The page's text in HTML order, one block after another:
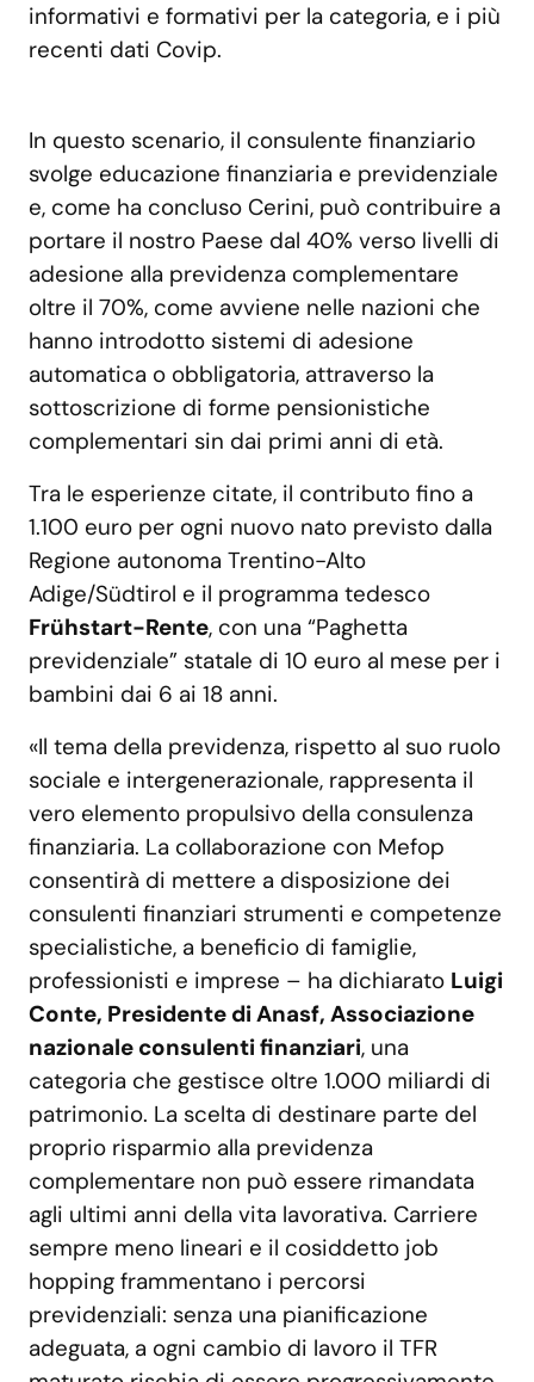
informativi e formativi per la categoria, e i più
recenti dati Covip.
In questo scenario, il consulente finanziario
svolge educazione finanziaria e previdenziale
e, come ha concluso Cerini, può contribuire a
portare il nostro Paese dal 40% verso livelli di
adesione alla previdenza complementare
oltre il 70%, come avviene nelle nazioni che
hanno introdotto sistemi di adesione
automatica o obbligatoria, attraverso la
sottoscrizione di forme pensionistiche
complementari sin dai primi anni di età.
Tra le esperienze citate, il contributo fino a
1.100 euro per ogni nuovo nato previsto dalla
Regione autonoma Trentino-Alto
Adige/Südtirol e il programma tedesco
Frühstart-Rente, con una “Paghetta
previdenziale” statale di 10 euro al mese per i
bambini dai 6 ai 18 anni.
«Il tema della previdenza, rispetto al suo ruolo
sociale e intergenerazionale, rappresenta il
vero elemento propulsivo della consulenza
finanziaria. La collaborazione con Mefop
consentirà di mettere a disposizione dei
consulenti finanziari strumenti e competenze
specialistiche, a beneficio di famiglie,
professionisti e imprese – ha dichiarato Luigi
Conte, Presidente di Anasf, Associazione
nazionale consulenti finanziari, una
categoria che gestisce oltre 1.000 miliardi di
patrimonio. La scelta di destinare parte del
proprio risparmio alla previdenza
complementare non può essere rimandata
agli ultimi anni della vita lavorativa. Carriere
sempre meno lineari e il cosiddetto job
hopping frammentano i percorsi
previdenziali: senza una pianificazione
adeguata, a ogni cambio di lavoro il TFR